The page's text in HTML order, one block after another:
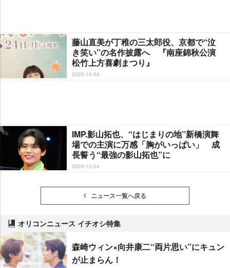
藤山直美が丁稚の三太郎役、京都で“泣
き笑い”の名作披露へ 『南座錦秋公演
松竹上方喜劇まつり』
2025-10-03
IMP.影山拓也、“はじまりの地”新橋演舞
場での主演に万感「胸がいっぱい」 成
長誓う“最強の影山拓也”に
2025-10-04
ニュース一覧へ戻る
オリコンニュース イチオシ特集
森崎ウィン×向井康二“両片思い”にキュン
が止まらん！